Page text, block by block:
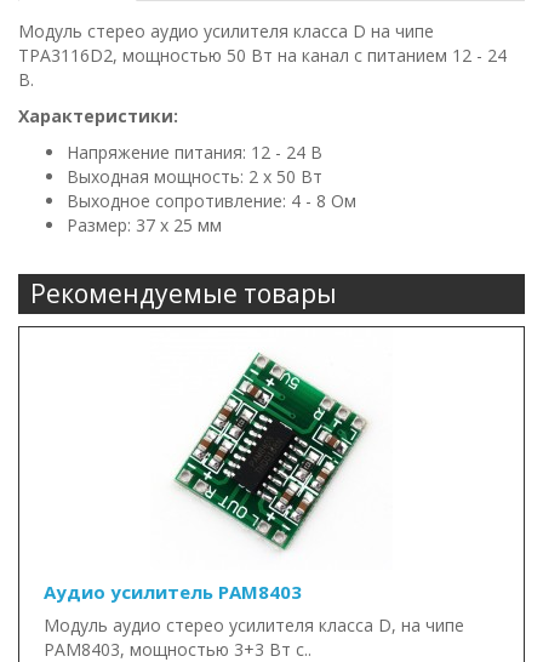
Модуль стерео аудио усилителя класса D на чипе
TPA3116D2, мощностью 50 Вт на канал с питанием 12 - 24
В.
Характеристики:
Напряжение питания: 12 - 24 В
Выходная мощность: 2 х 50 Вт
Выходное сопротивление: 4 - 8 Ом
Размер: 37 x 25 мм
Рекомендуемые товары
Аудио усилитель PAM8403
Модуль аудио стерео усилителя класса D, на чипе
PAM8403, мощностью 3+3 Вт с..